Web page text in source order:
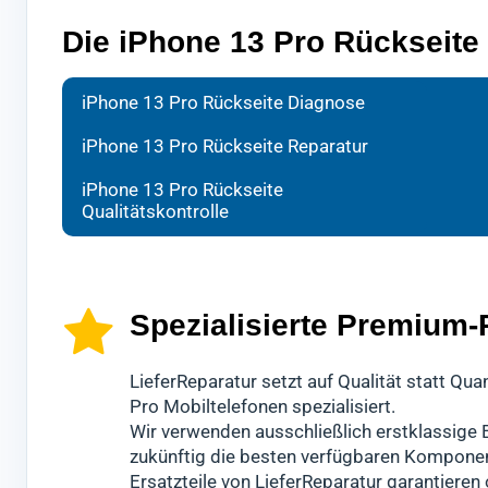
Die iPhone 13 Pro
iPhone 13 Pro Rückseite Diagnose
iPhone 13 Pro Rückseite Reparatur
iPhone 13 Pro Rückseite
Qualitätskontrolle
Spezialisierte
LieferReparatur setzt auf Qualität statt
Pro Mobiltelefonen spezialisiert.
Wir verwenden ausschließlich erstklassige
zukünftig die besten verfügbaren
Ersatzteile von LieferReparatur